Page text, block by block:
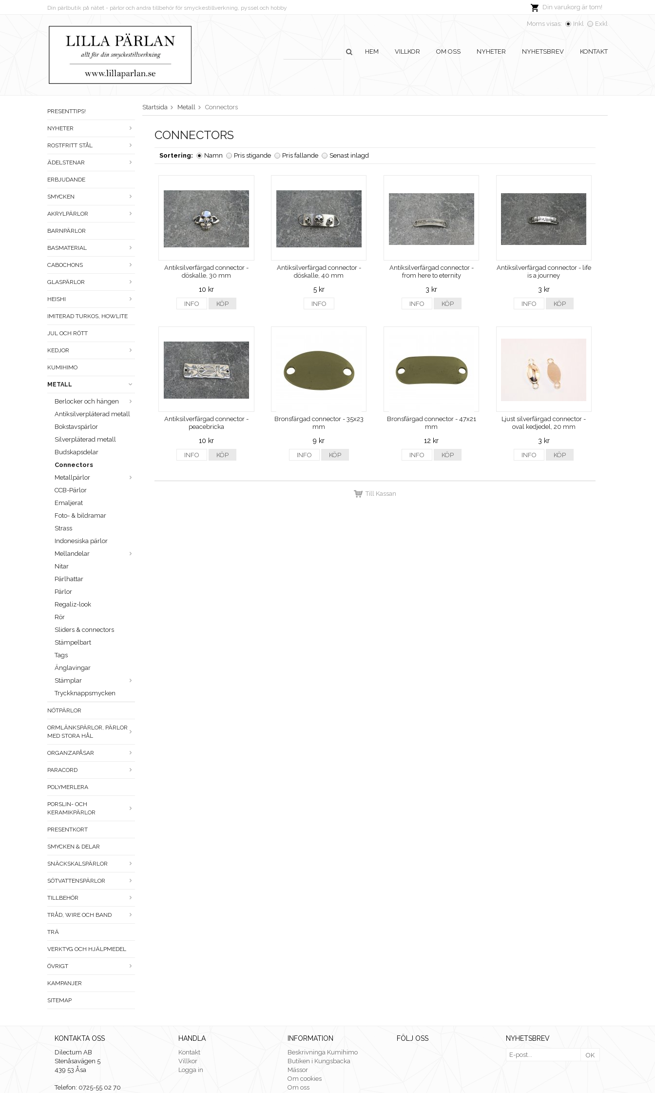
Din varukorg är tom!
Din pärlbutik på nätet - pärlor och andra tillbehör för smyckestillverkning, pyssel och hobby
Moms visas: Inkl Exkl
HEM VILLKOR OM OSS NYHETER NYHETSBREV KONTAKT
PRESENTTIPS!
NYHETER
ROSTFRITT STÅL
ÄDELSTENAR
ERBJUDANDE
SMYCKEN
AKRYLPÄRLOR
BARNPÄRLOR
BASMATERIAL
CABOCHONS
GLASPÄRLOR
HEISHI
IMITERAD TURKOS, HOWLITE
JUL OCH RÖTT
KEDJOR
KUMIHIMO
METALL
Berlocker och hängen
Antiksilverpläterad metall
Bokstavspärlor
Silverpläterad metall
Budskapsdelar
Connectors
Metallpärlor
CCB-Pärlor
Emaljerat
Foto- & bildramar
Strass
Indonesiska pärlor
Mellandelar
Nitar
Pärlhattar
Pärlor
Regaliz-look
Rör
Sliders & connectors
Stämpelbart
Tags
Änglavingar
Stämplar
Tryckknappsmycken
NÖTPÄRLOR
ORMLÄNKSPÄRLOR, PÄRLOR
MED STORA HÅL
ORGANZAPÅSAR
PARACORD
POLYMERLERA
PORSLIN- OCH
KERAMIKPÄRLOR
PRESENTKORT
SMYCKEN & DELAR
SNÄCKSKALSPÄRLOR
SÖTVATTENSPÄRLOR
TILLBEHÖR
TRÅD, WIRE OCH BAND
TRÄ
VERKTYG OCH HJÄLPMEDEL
ÖVRIGT
KAMPANJER
SITEMAP
Startsida Metall Connectors
CONNECTORS
Sortering: Namn Pris stigande Pris fallande Senast inlagd
Antiksilverfärgad connector -
döskalle, 30 mm
10 kr
INFO KÖP
Antiksilverfärgad connector -
döskalle, 40 mm
5 kr
INFO
Antiksilverfärgad connector -
from here to eternity
3 kr
INFO KÖP
Antiksilverfärgad connector - life
is a journey
3 kr
INFO KÖP
Antiksilverfärgad connector -
peacebricka
10 kr
INFO KÖP
Bronsfärgad connector - 35x23
mm
9 kr
INFO KÖP
Bronsfärgad connector - 47x21
mm
12 kr
INFO KÖP
Ljust silverfärgad connector -
oval kedjedel, 20 mm
3 kr
INFO KÖP
Till Kassan
KONTAKTA OSS
Dilectum AB
Stenåsavägen 5
439 53 Åsa
Telefon: 0725-55 02 70
HANDLA
Kontakt
Villkor
Logga in
INFORMATION
Beskrivninga Kumihimo
Butiken i Kungsbacka
Mässor
Om cookies
Om oss
FÖLJ OSS NYHETSBREV
OK